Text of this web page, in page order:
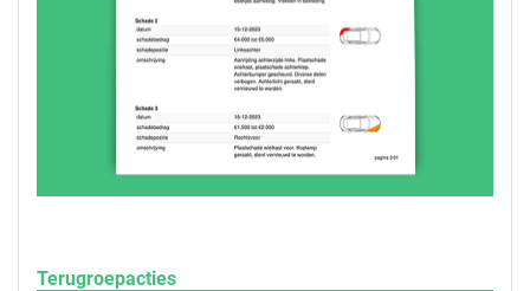
Terugroepacties